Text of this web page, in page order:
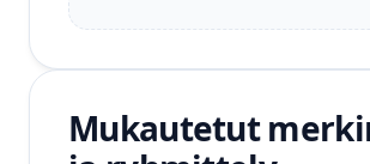
Mukautetut